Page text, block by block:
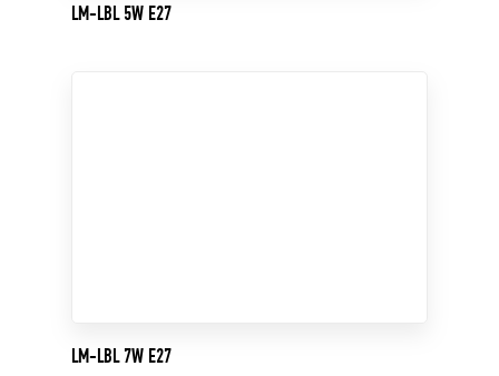
LM-LBL 5W E27
LM-LBL 7W E27